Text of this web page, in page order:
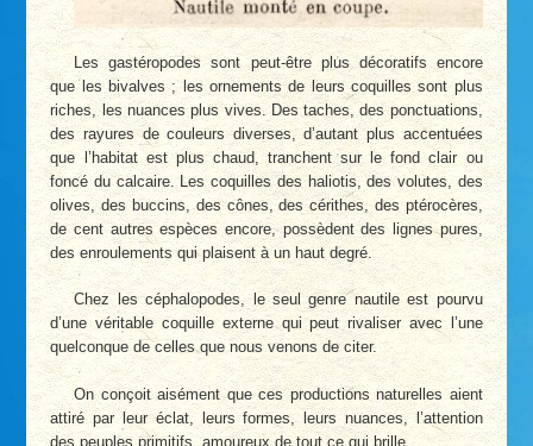
Les gastéropodes sont peut-être plus décoratifs encore
que les bivalves ; les ornements de leurs coquilles sont plus
riches, les nuances plus vives. Des taches, des ponctuations,
des rayures de couleurs diverses, d’autant plus accentuées
que l’habitat est plus chaud, tranchent sur le fond clair ou
foncé du calcaire. Les coquilles des haliotis, des volutes, des
olives, des buccins, des cônes, des cérithes, des ptérocères,
de cent autres espèces encore, possèdent des lignes pures,
des enroulements qui plaisent à un haut degré.
Chez les céphalopodes, le seul genre nautile est pourvu
d’une véritable coquille externe qui peut rivaliser avec l’une
quelconque de celles que nous venons de citer.
On conçoit aisément que ces productions naturelles aient
attiré par leur éclat, leurs formes, leurs nuances, l’attention
des peuples primitifs, amoureux de tout ce qui brille.